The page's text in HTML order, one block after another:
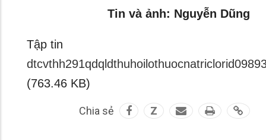
Tin và ảnh: Nguyễn Dũng
Tập tin
(763.46 KB)
Chia sẻ Z